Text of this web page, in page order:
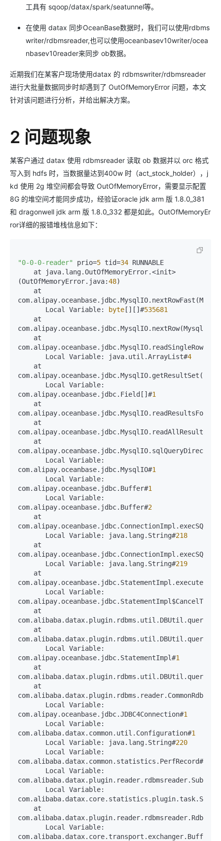
工具有 sqoop/datax/spark/seatunnel等。
在使用 datax 同步OceanBase数据时，我们可以使用rdbms
writer/rdbmsreader,也可以使用oceanbasev10writer/ocea
nbasev10reader来同步 ob数据。
近期我们在某客户现场使用datax 的 rdbmswriter/rdbmsreader
进行大批量数据同步时却遇到了 OutOfMemoryError 问题，本文
针对该问题进行分析，并给出解决方案。
2 问题现象
某客户通过 datax 使用 rdbmsreader 读取 ob 数据并以 orc 格式
写入到 hdfs 时，当数据量达到400w 时（act_stock_holder），j
kd 使用 2g 堆空间都会导致 OutOfMemoryError，需要显示配置
8G 的堆空间才能同步成功，经验证oracle jdk arm 版 1.8.0_381
和 dragonwell jdk arm 版 1.8.0_332 都是如此。OutOfMemoryEr
ror详细的报错堆栈信息如下：
"0-0-0-reader" prio=5 tid=34 RUNNABLE
(OutOfMemoryError.java:48)
       Local Variable:
byte [][]#535681
       Local Variable: java.util.ArrayList#
4
com.alipay.oceanbase.jdbc.Field[]#1
com.alipay.oceanbase.jdbc.MysqlIO#1
com.alipay.oceanbase.jdbc.Buffer#1
com.alipay.oceanbase.jdbc.Buffer#2
       Local Variable: java.lang.String#
218
       Local Variable: java.lang.String#
219
com.alipay.oceanbase.jdbc.StatementImpl$CancelTask#
com.alipay.oceanbase.jdbc.StatementImpl#1
com.alipay.oceanbase.jdbc.JDBC4Connection#1
com.alibaba.datax.common.util.Configuration#1
       Local Variable: java.lang.String#
220
com.alibaba.datax.common.statistics.PerfRecord#